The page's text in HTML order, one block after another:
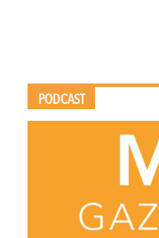
PODCAST